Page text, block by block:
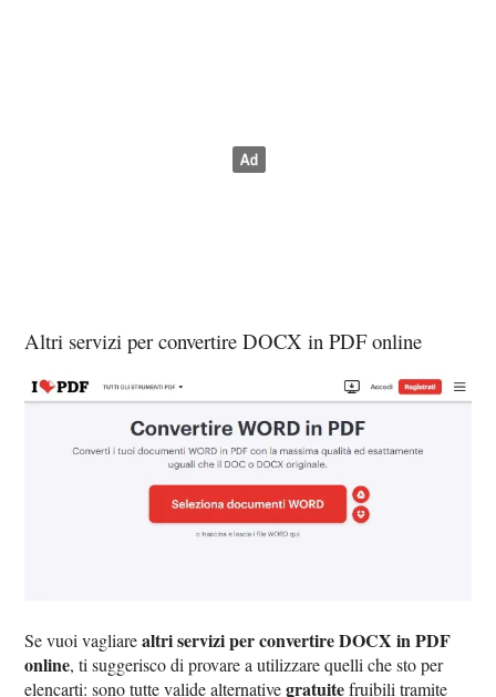
Altri servizi per convertire DOCX in PDF online
Se vuoi vagliarealtri servizi per convertire DOCX in PDF
online, ti suggerisco di provare a utilizzare quelli che sto per
elencarti: sono tutte valide alternativegratuitefruibili tramite